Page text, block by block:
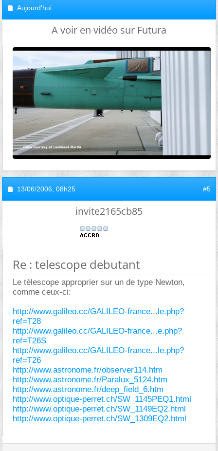
Aujourd'hui
A voir en vidéo sur Futura
13/06/2006, 08h25 #5
invite2165cb85
Re : telescope debutant
Le télescope approprier sur un de type Newton,
comme ceux-ci:
http://www.galileo.cc/GALILEO-france...le.php?
ref=T28
http://www.galileo.cc/GALILEO-france...e.php?
ref=T26S
http://www.galileo.cc/GALILEO-france...le.php?
ref=T26
http://www.astronome.fr/observer114.htm
http://www.astronome.fr/Paralux_5124.htm
http://www.astronome.fr/deep_field_6.htm
http://www.optique-perret.ch/SW_1145PEQ1.html
http://www.optique-perret.ch/SW_1149EQ2.html
http://www.optique-perret.ch/SW_1309EQ2.html